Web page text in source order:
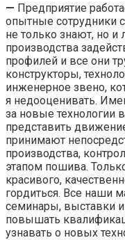
— Предприятие
опытные сотрудники
не только знают, но и
производства
профилей и все они
конструкторы,
инженерное звено,
я недооценивать.
за новые технологии
представить
принимают
производства,
этапом пошива.
красивого,
гордиться. Все наши
семинары, выставки
повышать
узнавать о новых